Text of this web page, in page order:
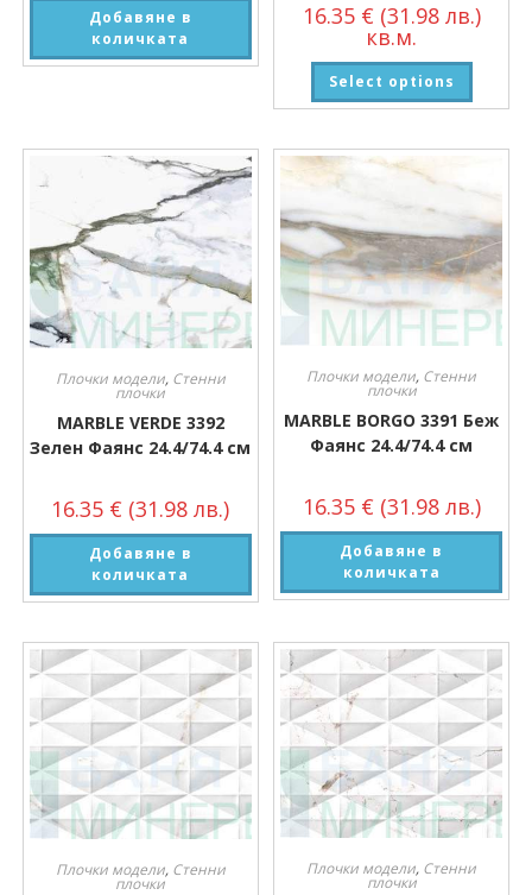
Добавяне в
количката
16.35 € (31.98 лв.)
кв.м.
Select options
Плочки модели, Стенни
плочки
MARBLE VERDE 3392
Зелен Фаянс 24.4/74.4 см
16.35 € (31.98 лв.)
Добавяне в
количката
Плочки модели, Стенни
плочки
MARBLE BORGO 3391 Беж
Фаянс 24.4/74.4 см
16.35 € (31.98 лв.)
Добавяне в
количката
Плочки модели, Стенни
плочки
Плочки модели, Стенни
плочки